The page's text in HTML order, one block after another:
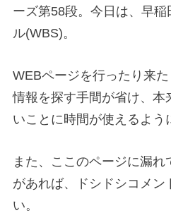
ーズ第58段。今日は、早
ル(WBS)。
WEBページを行ったり来
情報を探す手間が省け、本
いことに時間が使えるよう
また、ここのページに漏
があれば、ドシドシコメン
い。